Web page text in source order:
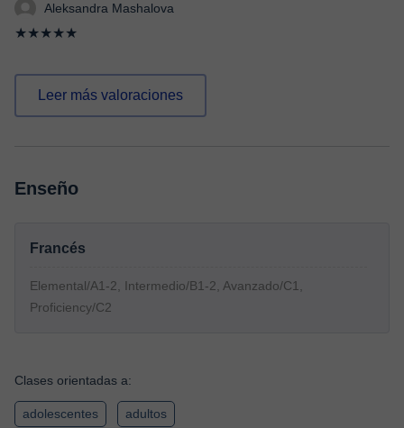
Aleksandra Mashalova
★★★★★
Leer más valoraciones
Enseño
Francés
Elemental/A1-2, Intermedio/B1-2, Avanzado/C1,
Proficiency/C2
Clases orientadas a:
adolescentes adultos